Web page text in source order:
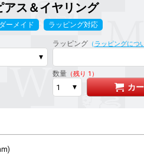
ス＆イヤリング
ーメイド ラッピング対応
ラッピング（ ラッピングにつ
数量（残り 1）
カ